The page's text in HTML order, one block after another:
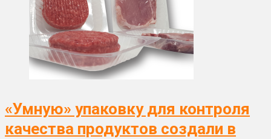
«Умную» упаковку для контроля
качества продуктов создали в